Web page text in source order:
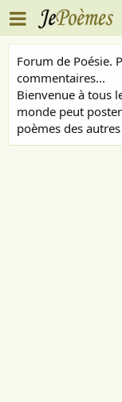
Forum de Poésie.
commentaires...
Bienvenue à tous
monde peut
poèmes des